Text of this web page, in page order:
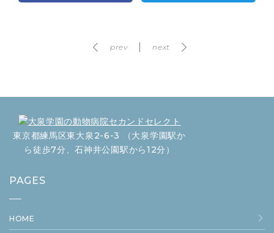
prev next
東京都練馬区東大泉2-6-3 （大泉学園駅か
ら徒歩7分、石神井公園駅から12分）
PAGES
HOME